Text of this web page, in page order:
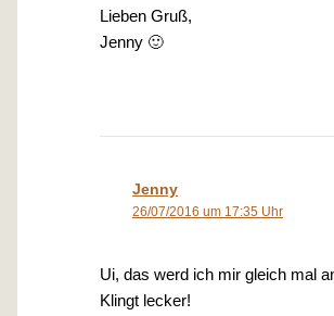
Lieben Gruß,
Jenny 🙂
Jenny
26/07/2016 um 17:35 Uhr
Ui, das werd ich mir gleich mal
Klingt lecker!